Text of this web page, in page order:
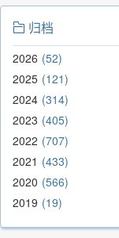
归档
2026 52
2025 121
2024 314
2023 405
2022 707
2021
433
2020 566
2019 19